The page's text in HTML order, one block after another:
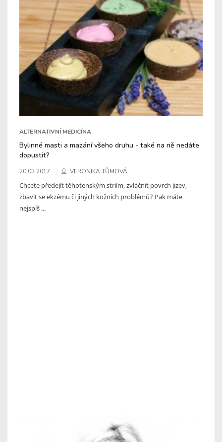
ALTERNATIVNÍ MEDICÍNA
Bylinné masti a mazání všeho druhu - také na ně nedáte
dopustit?
20.03.2017 VERONIKA TŮMOVÁ
Chcete předejít těhotenským striím, zvláčnit povrch jizev,
zbavit se ekzému či jiných kožních problémů? Pak máte
nejspíš ...